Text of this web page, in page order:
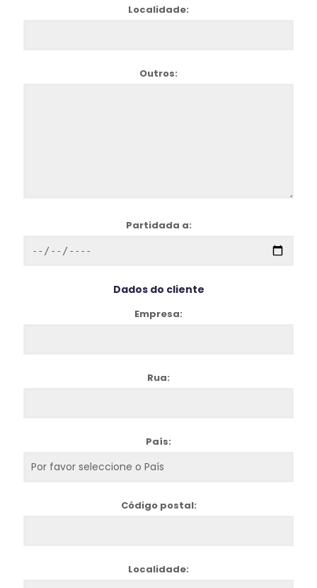
Localidade:
Outros:
Partidada a:
Dados do cliente
Empresa:
Rua:
País:
Código postal:
Localidade: